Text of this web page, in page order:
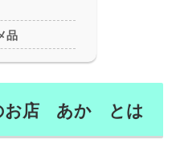
品
お店 あか とは